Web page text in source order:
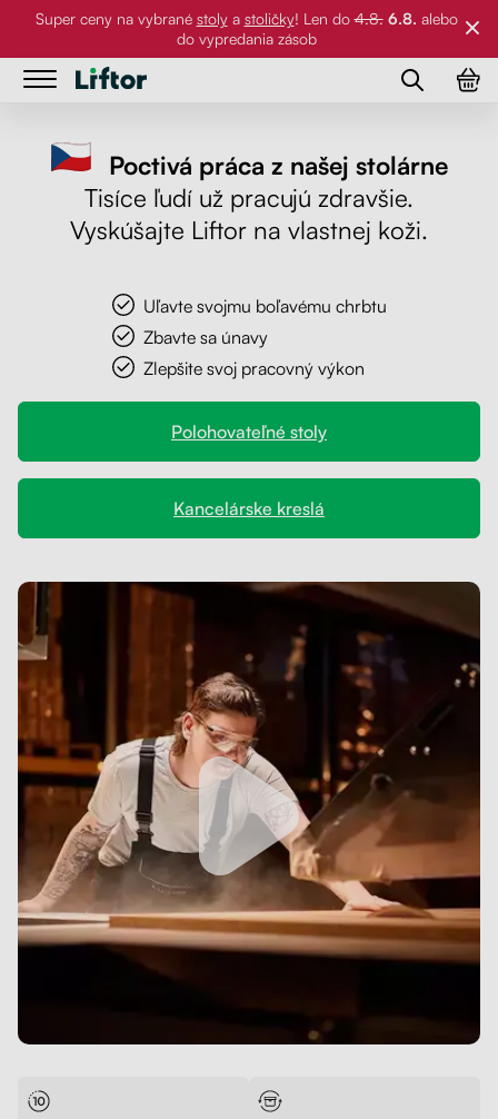
Super ceny na vybrané stolya stoličky! Len do4.8. 6.8. alebo
do vypredania zásob
Kancelárske stoly
Stolové podnože
Pracovné stoly
Klasické stoly
Stoličky
Stolové dosky
Príslušenstvo
Stoličky
Držiaky na PC
Držiaky na monitor
Organizácia kabeláže
Stojany na monitor - Riser
Skrinky so zásuvkami a zásuvky
Akustické paravány
Opierky
Referencie
Galéria
O nás
Stoličky
Stolové dosky
Príslušenstvo
Poctivá práca z našej stolárne
Tisíce ľudí už pracujú zdravšie.
Vyskúšajte Liftor na vlastnej koži.
Uľavte svojmu boľavému chrbtu
Zbavte sa únavy
Zlepšite svoj pracovný výkon
Polohovateľné stoly
Kancelárske kreslá